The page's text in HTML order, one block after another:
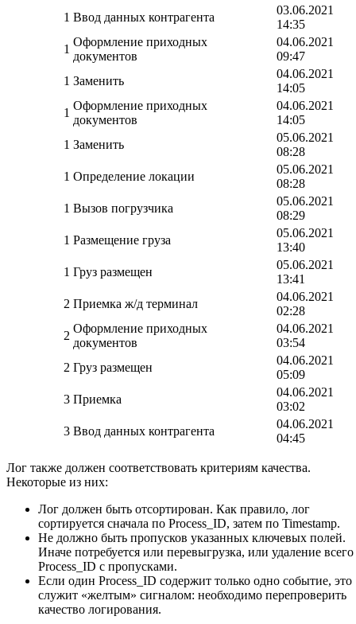
1 Ввод данных контрагента
03.06.2021
14:35
1
Оформление приходных
документов
04.06.2021
09:47
1 Заменить
04.06.2021
14:05
1
Оформление приходных
документов
04.06.2021
14:05
1 Заменить
05.06.2021
08:28
1 Определение локации
05.06.2021
08:28
1 Вызов погрузчика
05.06.2021
08:29
1 Размещение груза
05.06.2021
13:40
1 Груз размещен
05.06.2021
13:41
2 Приемка ж/д терминал
04.06.2021
02:28
2
Оформление приходных
документов
04.06.2021
03:54
2 Груз размещен
04.06.2021
05:09
3 Приемка
04.06.2021
03:02
3 Ввод данных контрагента
04.06.2021
04:45
Лог также должен соответствовать критериям качества.
Некоторые из них:
Лог должен быть отсортирован. Как правило, лог
сортируется сначала по Process_ID, затем по Timestamp.
Не должно быть пропусков указанных ключевых полей.
Иначе потребуется или перевыгрузка, или удаление всего
Process_ID с пропусками.
Если один Process_ID содержит только одно событие, это
служит «желтым» сигналом: необходимо перепроверить
качество логирования.